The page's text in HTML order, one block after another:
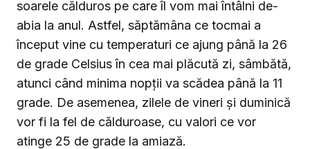
soarele călduros pe care îl vom mai întâlni de-
abia la anul. Astfel, săptămâna ce tocmai a
început vine cu temperaturi ce ajung până la 26
de grade Celsius în cea mai plăcută zi, sâmbătă,
atunci când minima nopții va scădea până la 11
grade. De asemenea, zilele de vineri și duminică
vor fi la fel de călduroase, cu valori ce vor
atinge 25 de grade la amiază.